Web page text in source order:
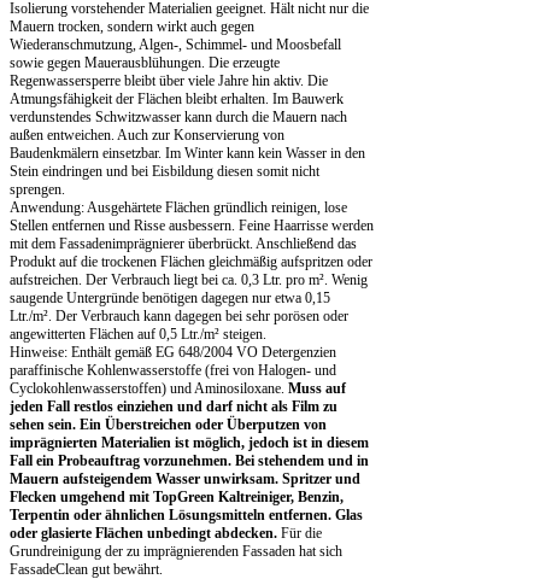
Isolierung vorstehender Materialien geeignet. Hält nicht nur die
Mauern trocken, sondern wirkt auch gegen
Wiederanschmutzung, Algen-, Schimmel- und Moosbefall
sowie gegen Mauerausblühungen. Die erzeugte
Regenwassersperre bleibt über viele Jahre hin aktiv. Die
Atmungsfähigkeit der Flächen bleibt erhalten. Im Bauwerk
verdunstendes Schwitzwasser kann durch die Mauern nach
außen entweichen. Auch zur Konservierung von
Baudenkmälern einsetzbar. Im Winter kann kein Wasser in den
Stein eindringen und bei Eisbildung diesen somit nicht
sprengen.
Anwendung: Ausgehärtete Flächen gründlich reinigen, lose
Stellen entfernen und Risse ausbessern. Feine Haarrisse werden
mit dem Fassadenimprägnierer überbrückt. Anschließend das
Produkt auf die trockenen Flächen gleichmäßig aufspritzen oder
aufstreichen. Der Verbrauch liegt bei ca. 0,3 Ltr. pro m². Wenig
saugende Untergründe benötigen dagegen nur etwa 0,15
Ltr./m². Der Verbrauch kann dagegen bei sehr porösen oder
angewitterten Flächen auf 0,5 Ltr./m² steigen.
Hinweise: Enthält gemäß EG 648/2004 VO Detergenzien
paraffinische Kohlenwasserstoffe (frei von Halogen- und
Cyclokohlenwasserstoffen) und Aminosiloxane. Muss auf
jeden Fall restlos einziehen und darf nicht als Film zu
sehen sein. Ein Überstreichen oder Überputzen von
imprägnierten Materialien ist möglich, jedoch ist in diesem
Fall ein Probeauftrag vorzunehmen. Bei stehendem und in
Mauern aufsteigendem Wasser unwirksam. Spritzer und
Flecken umgehend mit TopGreen Kaltreiniger, Benzin,
Terpentin oder ähnlichen Lösungsmitteln entfernen. Glas
oder glasierte Flächen unbedingt abdecken. Für die
Grundreinigung der zu imprägnierenden Fassaden hat sich
FassadeClean gut bewährt.